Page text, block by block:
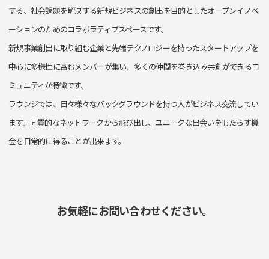
する、社会課題を解決する新規ビジネスの創出を目的としたオープンイノベ
ーションのためのコラボラティブスペースです。
新規事業創出に取り組む企業と先端テクノロジーを持ったスタートアップを
中心に多様性に富むメンバーが集い、多くの仲間を巻き込み共創ができるコ
ミュニティが特徴です。
ラウンジでは、日々様々なバックグラウンドを持つ人がビジネス交流してい
ます。同質的なネットワークから飛び出し、ユニークな出会いをもたらす機
会を日常的に得ることが出来ます。
お気軽にお問い合わせください。